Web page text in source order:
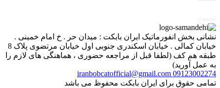
نشانی بخش انفورماتیک ایران بابکت : میدان حر . خ امام خمینی .
خیابان کمالی . خیابان اسکندری جنوبی اول خیابان مرتضوی پلاک 8
طبقه هم کف (لطفا قبل از مراجعه حضوری ، هماهنگی های لازم را
به عمل آورید)
09123002274
iranbobcatofficial@gmail.com
تمامی حقوق برای ایران بابکت محفوظ می باشد